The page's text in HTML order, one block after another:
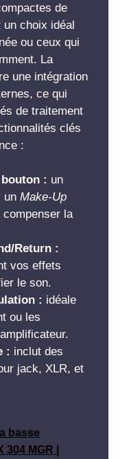
de
un choix idéal
ou ceux qui
La
une intégration
ce qui
de traitement
clés
:
: un
un Make-Up
compenser la
Return :
vos effets
le son.
: idéale
ou les
: inclut des
jack, XLR, et
basse
MGR |